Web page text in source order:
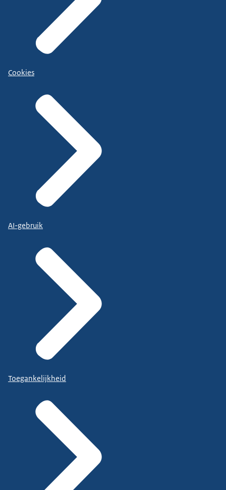
Cookies
AI-gebruik
Toegankelijkheid